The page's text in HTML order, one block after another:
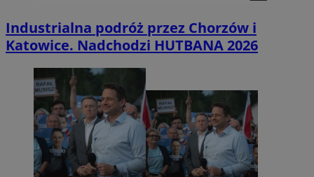
Industrialna podróż przez Chorzów i
Katowice. Nadchodzi HUTBANA 2026